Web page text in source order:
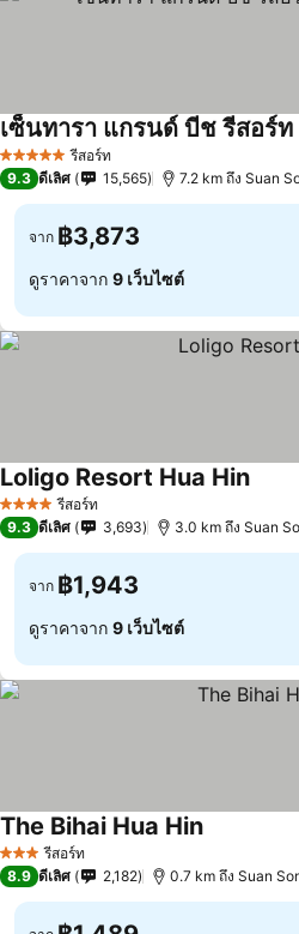
5 ดาว รีสอร์ท
เซ็นทารา แกรนด์ บีช รีสอร์
9.3 ดีเลิศ 15,565 7.2 km ถึง Suan
จาก ฿3,873
ดูราคาจาก 9 เว็บไซต์
4 ดาว รีสอร์ท
Loligo Resort Hua Hin
9.3 ดีเลิศ 3,693 3.0 km ถึง Suan
จาก ฿1,943
ดูราคาจาก 9 เว็บไซต์
3 ดาว รีสอร์ท
The Bihai Hua Hin
8.9 ดีเลิศ 2,182 0.7 km ถึง Suan